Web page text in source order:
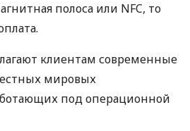
полоса или NFC, то
клиентам современные
мировых
под операционной